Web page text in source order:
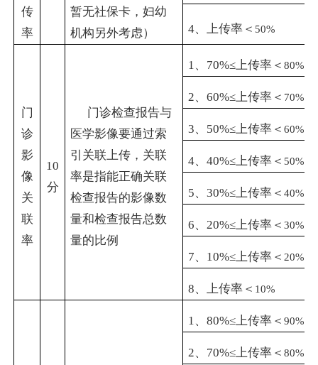
传
率
暂无社保卡，妇幼
机构另外考虑）
4、上传率＜ 50%
门
诊
影
像
关
联
率
10
分
门诊检查报告与
医学影像要通过索
引关联上传，关联
率是指能正确关联
检查报告的影像数
量和检查报告总数
量的比例
1、 70%≤上传率＜80%
2、60%≤上传率＜ 70%
3、 50%≤上传率＜60%
4、40%≤上传率＜ 50%
5、30%≤上传率＜40%
6、20%≤上传率＜30%
7、 10%≤上传率＜20%
8、上传率＜ 10%
1、80%≤上传率＜90%
2、 70%≤上传率＜80%